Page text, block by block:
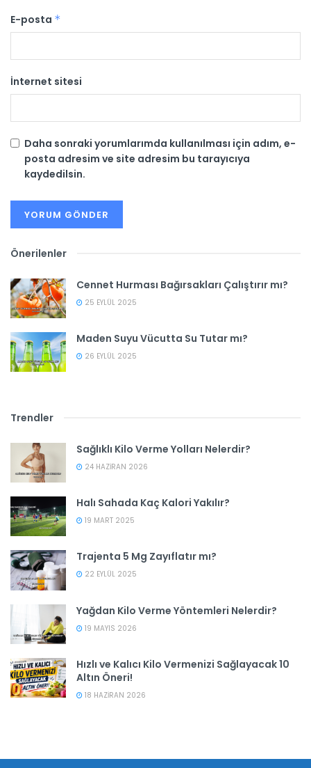
E-posta *
İnternet sitesi
Daha sonraki yorumlarımda kullanılması için adım, e-
posta adresim ve site adresim bu tarayıcıya
kaydedilsin.
Önerilenler
Cennet Hurması Bağırsakları Çalıştırır mı?
25 EYLÜL 2025
Maden Suyu Vücutta Su Tutar mı?
26 EYLÜL 2025
Trendler
Sağlıklı Kilo Verme Yolları Nelerdir?
24 HAZIRAN 2026
Halı Sahada Kaç Kalori Yakılır?
19 MART 2025
Trajenta 5 Mg Zayıflatır mı?
22 EYLÜL 2025
Yağdan Kilo Verme Yöntemleri Nelerdir?
19 MAYIS 2026
Hızlı ve Kalıcı Kilo Vermenizi Sağlayacak 10
Altın Öneri!
18 HAZIRAN 2026